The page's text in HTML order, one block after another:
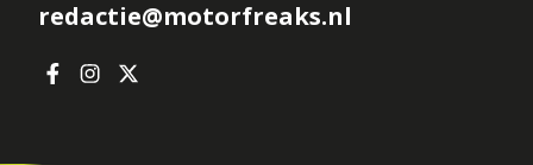
redactie@motorfreaks.nl